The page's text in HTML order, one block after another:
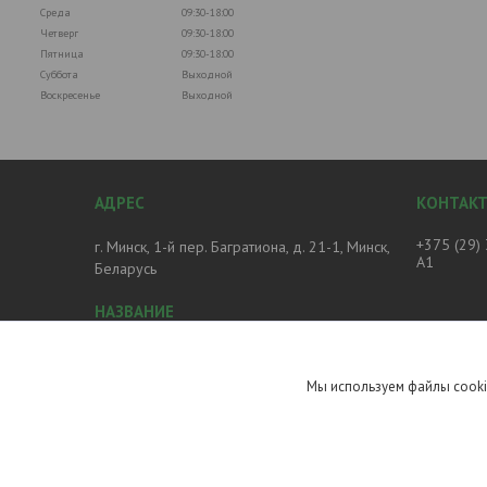
Среда
09:30-18:00
Четверг
09:30-18:00
Пятница
09:30-18:00
Суббота
Выходной
Воскресенье
Выходной
г. Минск, 1-й пер. Багратиона, д. 21-1, Минск,
Беларусь
+375 (29)
А1
Мы используем файлы